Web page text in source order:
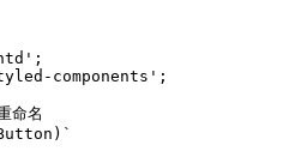
;
components' ;
名
) `